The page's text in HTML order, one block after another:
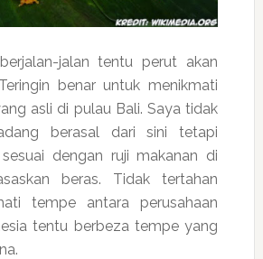
jalan tentu perut akan
benar untuk menikmati
asli di pulau Bali. Saya tidak
berasal dari sini tetapi
dengan ruji makanan di
beras. Tidak tertahan
tempe antara perusahaan
tentu berbeza tempe yang